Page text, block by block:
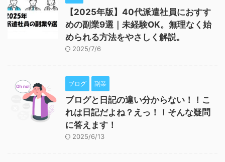
【2025年版】40代派遣社員におすす
めの副業9選｜未経験OK。無理なく始
められる方法をやさしく解説。
2025/7/6
ブログ 副業
ブログと日記の違い分からない！！こ
れは日記だよね？えっ！！そんな疑問
に答えます！
2025/6/13